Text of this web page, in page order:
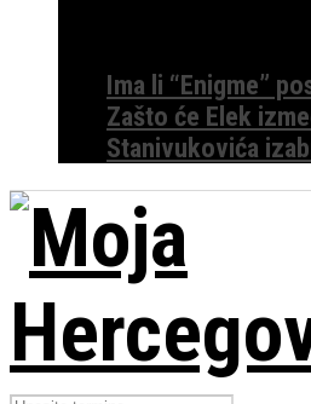
Ima li “Enigme”
Zašto će Elek
Stanivukovića